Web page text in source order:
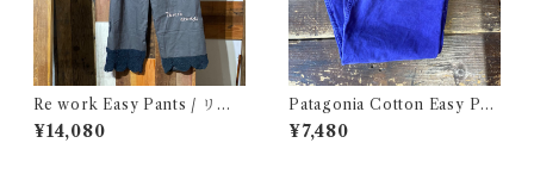
Re work Easy Pants / リワ
ーク イージー パンツ クロシェ
& 刺繍入り
¥14,080
Patagonia Cotton Easy Pan
ts / パタゴニア コットン イー
ジー パンツ 古着
¥7,480